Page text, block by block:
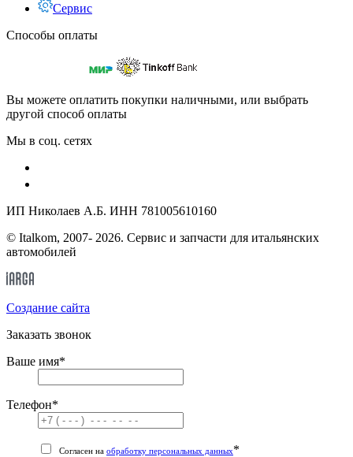
Сервис
Способы оплаты
Вы можете оплатить покупки наличными, или выбрать
другой способ оплаты
Мы в соц. сетях
ИП Николаев А.Б. ИНН 781005610160
© Italkom, 2007- 2026. Сервис и запчасти для итальянских
автомобилей
Cоздание сайта
Заказать звонок
Ваше имя*
Телефон*
Согласен на обработку персональных данных*